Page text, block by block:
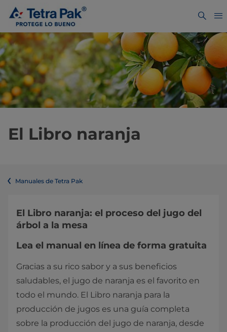
El Libro naranja
Manuales de Tetra Pak
El Libro naranja: el proceso del jugo del
árbol a la mesa
Lea el manual en línea de forma gratuita
Gracias a su rico sabor y a sus beneficios
saludables, el jugo de naranja es el favorito en
todo el mundo. El Libro naranja para la
producción de jugos es una guía completa
sobre la producción del jugo de naranja, desde